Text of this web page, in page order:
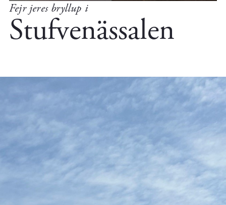
Fejr jeres bryllup i
Stufvenässalen